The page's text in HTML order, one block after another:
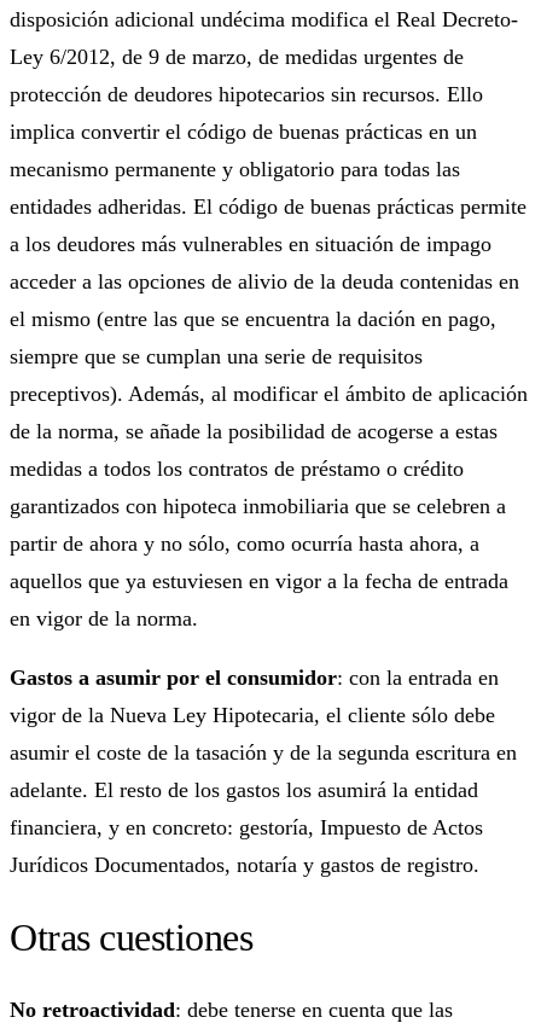
disposición adicional undécima modifica el Real Decreto-
Ley 6/2012, de 9 de marzo, de medidas urgentes de
protección de deudores hipotecarios sin recursos. Ello
implica convertir el código de buenas prácticas en un
mecanismo permanente y obligatorio para todas las
entidades adheridas. El código de buenas prácticas permite
a los deudores más vulnerables en situación de impago
acceder a las opciones de alivio de la deuda contenidas en
el mismo (entre las que se encuentra la dación en pago,
siempre que se cumplan una serie de requisitos
preceptivos). Además, al modificar el ámbito de aplicación
de la norma, se añade la posibilidad de acogerse a estas
medidas a todos los contratos de préstamo o crédito
garantizados con hipoteca inmobiliaria que se celebren a
partir de ahora y no sólo, como ocurría hasta ahora, a
aquellos que ya estuviesen en vigor a la fecha de entrada
en vigor de la norma.
Gastos a asumir por el consumidor: con la entrada en
vigor de la Nueva Ley Hipotecaria, el cliente sólo debe
asumir el coste de la tasación y de la segunda escritura en
adelante. El resto de los gastos los asumirá la entidad
financiera, y en concreto: gestoría, Impuesto de Actos
Jurídicos Documentados, notaría y gastos de registro.
Otras cuestiones
No retroactividad: debe tenerse en cuenta que las